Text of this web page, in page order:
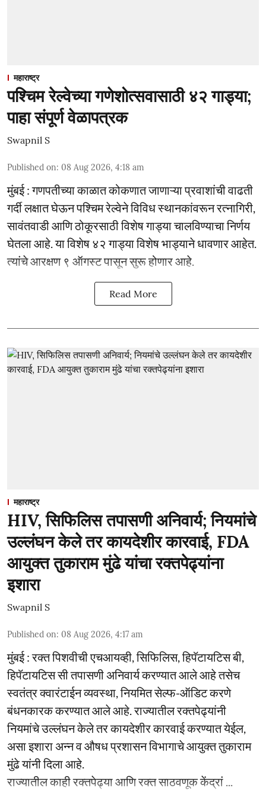
महाराष्ट्र
पश्चिम रेल्वेच्या गणेशोत्सवासाठी ४२ गाड्या;
पाहा संपूर्ण वेळापत्रक
Swapnil S
Published on: 08 Aug 2026, 4:18 am
मुंबई : गणपतीच्या काळात कोकणात जाणाऱ्या प्रवाशांची वाढती
गर्दी लक्षात घेऊन पश्चिम रेल्वेने विविध स्थानकांवरून रत्नागिरी,
सावंतवाडी आणि ठोकूरसाठी विशेष गाड्या चालविण्याचा निर्णय
घेतला आहे. या विशेष ४२ गाड्या विशेष भाड्याने धावणार आहेत.
त्यांचे आरक्षण ९ ऑगस्ट पासून सुरू होणार आहे.
Read More
महाराष्ट्र
HIV, सिफिलिस तपासणी अनिवार्य; नियमांचे
उल्लंघन केले तर कायदेशीर कारवाई, FDA
आयुक्त तुकाराम मुंढे यांचा रक्तपेढ्यांना
इशारा
Swapnil S
Published on: 08 Aug 2026, 4:17 am
मुंबई : रक्त पिशवीची एचआयव्ही, सिफिलिस, हिपॅटायटिस बी,
हिपॅटायटिस सी तपासणी अनिवार्य करण्यात आले आहे तसेच
स्वतंत्र क्वारंटाईन व्यवस्था, नियमित सेल्फ-ऑडिट करणे
बंधनकारक करण्यात आले आहे. राज्यातील रक्तपेढ्यांनी
नियमांचे उल्लंघन केले तर कायदेशीर कारवाई करण्यात येईल,
असा इशारा अन्न व औषध प्रशासन विभागाचे आयुक्त तुकाराम
मुंढे यांनी दिला आहे.
राज्यातील काही रक्तपेढ्या आणि रक्त साठवणूक केंद्रां ...